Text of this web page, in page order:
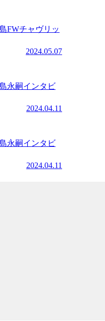
FWチャヴリッ
2024.05.07
永嗣インタビ
2024.04.11
永嗣インタビ
2024.04.11